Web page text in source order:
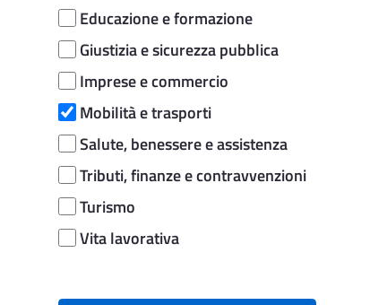
Educazione e formazione
Giustizia e sicurezza pubblica
Imprese e commercio
Mobilità e trasporti
Salute, benessere e assistenza
Tributi, finanze e contravvenzioni
Turismo
Vita lavorativa